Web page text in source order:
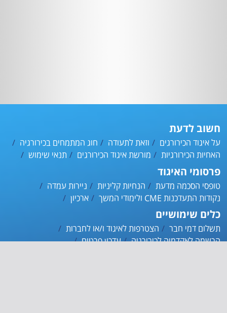
חשוב לדעת
על איגוד הכירורגים וזאת לתעודה חוג המתמחים בכירורגיה
האחיות הכירורגיות מורשת איגוד הכירורגים תנאי שימוש
פרסומי האיגוד
טופסי הסכמה מדעת הנחיות קליניות ניירות עמדה
נקודות התעדכנות CME ולימודי המשך ארכיון
כלים שימושיים
תשלום דמי חבר הצטרפות לאיגוד ו/או לחברות
הרשמה לאקדמיה לכירורגיה עדכון פרטים